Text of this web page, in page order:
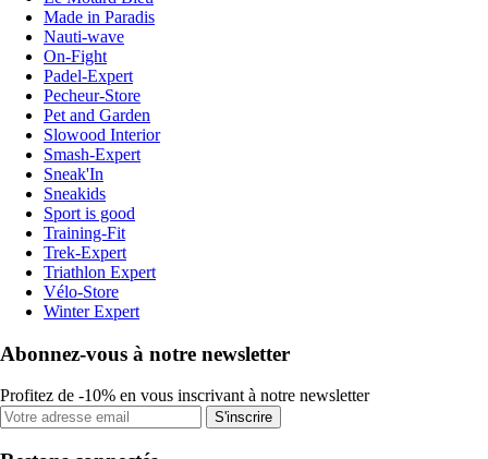
Made in Paradis
Nauti-wave
On-Fight
Padel-Expert
Pecheur-Store
Pet and Garden
Slowood Interior
Smash-Expert
Sneak'In
Sneakids
Sport is good
Training-Fit
Trek-Expert
Triathlon Expert
Vélo-Store
Winter Expert
Abonnez-vous à notre newsletter
Profitez de -10% en vous inscrivant à notre newsletter
S'inscrire